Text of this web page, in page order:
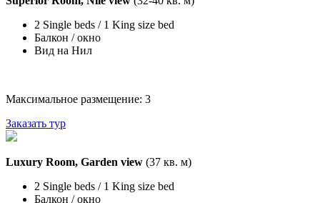
2 Single beds / 1 King size bed
Балкон / окно
Вид на Нил
Максимальное размещение: 3
Заказать тур
Luxury Room, Garden view (37 кв. м)
2 Single beds / 1 King size bed
Балкон / окно